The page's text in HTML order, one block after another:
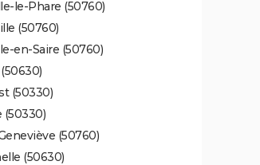
le-Phare (50760)
(50760)
en-Saire (50760)
(50330)
(50330)
(50760)
(50630)